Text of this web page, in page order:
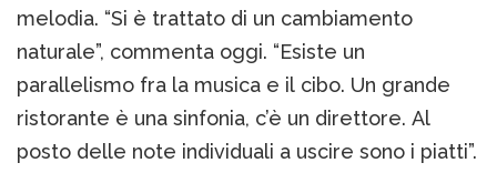
melodia. “Si è trattato di un cambiamento
naturale”, commenta oggi. “Esiste un
parallelismo fra la musica e il cibo. Un grande
ristorante è una sinfonia, c’è un direttore. Al
posto delle note individuali a uscire sono i piatti”.